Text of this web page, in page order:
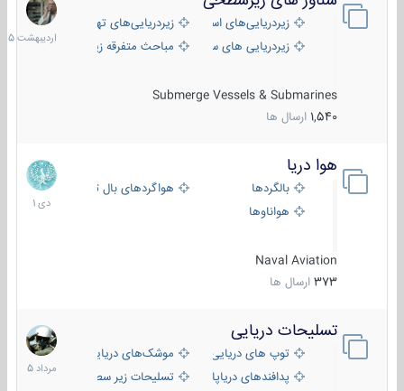
زیردریایی‌های استراتژیکزیردریایی‌های تهاجمی
زیردریایی های سبک
مباحث متفرقه زیرسطحی
Submerge Vessels & Submarines
1,540 ارسال ها
1405
هوا دریا
بالگردها
هواگردهای بال ثابت
هواناوها
Naval Aviation
373 ارسال ها
12
دی
1401
تسلیحات دریایی
توپ های دریایی
موشک‌های دریایی
پدافندهای دریاپایه
تسلیحات زیر سطحی
2
مرداد
1405